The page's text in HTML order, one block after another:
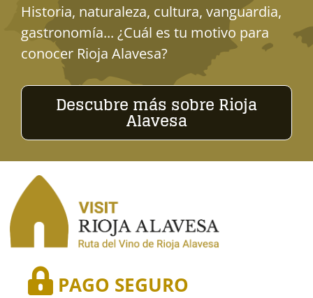
Historia, naturaleza, cultura, vanguardia,
gastronomía... ¿Cuál es tu motivo para
conocer Rioja Alavesa?
Descubre más sobre Rioja
Alavesa
PAGO SEGURO